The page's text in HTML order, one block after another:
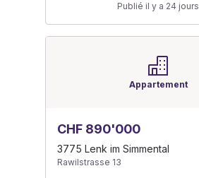
Publié il y a 24 jours
Appartement
CHF 890'000
3775 Lenk im Simmental
Rawilstrasse 13